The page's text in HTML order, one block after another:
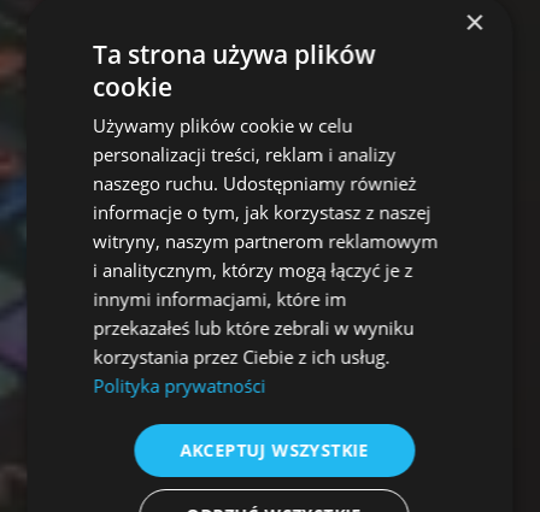
×
Ta strona używa plików
cookie
Używamy plików cookie w celu
personalizacji treści, reklam i analizy
naszego ruchu. Udostępniamy również
informacje o tym, jak korzystasz z naszej
witryny, naszym partnerom reklamowym
i analitycznym, którzy mogą łączyć je z
innymi informacjami, które im
przekazałeś lub które zebrali w wyniku
korzystania przez Ciebie z ich usług.
Polityka prywatności
AKCEPTUJ WSZYSTKIE